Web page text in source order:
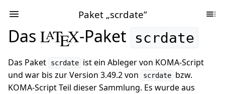
Paket „scrdate”
Das LATEX-Paket scrdate
Das Paket scrdate ist ein Ableger von KOMA-Script
und war bis zur Version 3.49.2 von
scrdate bzw.
KOMA-Script Teil dieser Sammlung. Es wurde aus